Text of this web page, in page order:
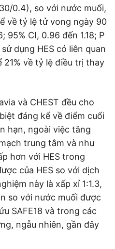
0.4), so với nước muối,
về tỷ lệ tử vong ngày 90
95% CI, 0.96 đến 1.18; P
dụng HES có liên quan
21% về tỷ lệ điều trị thay
và CHEST đều cho
đáng kể về điểm cuối
hạn, ngoài việc tăng
trung tâm và nhu
hơn với HES trong
của HES so với dịch
này là xấp xỉ 1:1.3,
so với nước muối được
SAFE18 và trong các
ngẫu nhiên, gần đây